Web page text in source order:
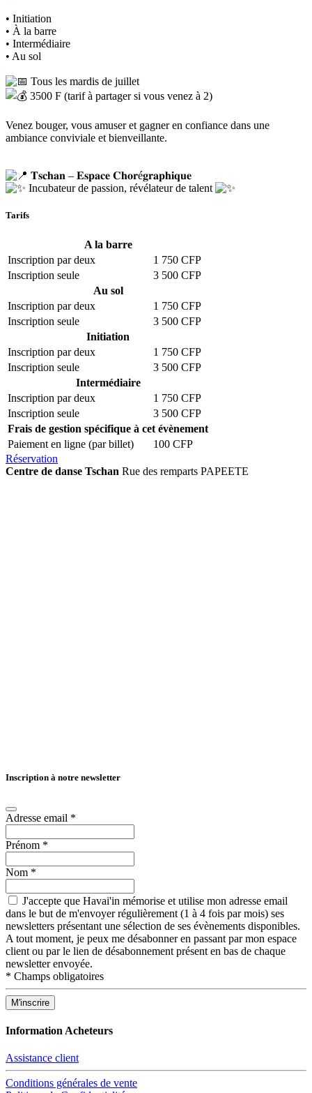
• Initiation
• À la barre
• Intermédiaire
• Au sol
Tous les mardis de juillet
3500 F (tarif à partager si vous venez à 2)
Venez bouger, vous amuser et gagner en confiance dans une
ambiance conviviale et bienveillante.
𝐓𝐬𝐜𝐡𝐚𝐧 – 𝐄𝐬𝐩𝐚𝐜𝐞 𝐂𝐡𝐨𝐫é𝐠𝐫𝐚𝐩𝐡𝐢𝐪𝐮𝐞
Incubateur de passion, révélateur de talent
Tarifs
A la barre
Inscription par deux
1 750 CFP
Inscription seule
3 500 CFP
Au sol
Inscription par deux
1 750 CFP
Inscription seule
3 500 CFP
Initiation
Inscription par deux
1 750 CFP
Inscription seule
3 500 CFP
Intermédiaire
Inscription par deux
1 750 CFP
Inscription seule
3 500 CFP
Frais de gestion spécifique à cet évènement
Paiement en ligne (par billet)
100 CFP
Réservation
Centre de danse Tschan Rue des remparts PAPEETE
Inscription à notre newsletter
Adresse email *
Prénom *
Nom *
J'accepte que Havai'in mémorise et utilise mon adresse email
dans le but de m'envoyer régulièrement (1 à 4 fois par mois) ses
newsletters présentant une sélection de ses évènements disponibles.
A tout moment, je peux me désabonner en passant par mon espace
client ou par le lien de désabonnement présent en bas de chaque
newsletter envoyée.
* Champs obligatoires
Information Acheteurs
Assistance client
Conditions générales de vente